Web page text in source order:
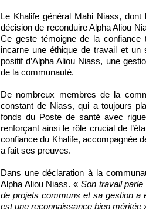
Le Khalife général Mahi Niass,
décision de reconduire Alpha Aliou
Ce geste témoigne de la confiance
incarne une éthique de travail et
positif d’Alpha Aliou Niass, une
de la communauté.
De nombreux membres de la
constant de Niass, qui a toujours
fonds du Poste de santé avec
renforçant ainsi le rôle crucial de
confiance du Khalife, accompagnée
a fait ses preuves.
Dans une déclaration à la
Alpha Aliou Niass. « Son travail
de projets communs et sa gestion a
est une reconnaissance bien méritée